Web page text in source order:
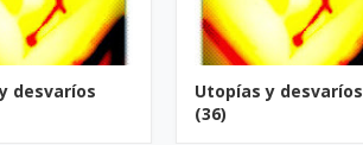
desvaríos
Utopías y desvaríos
(36)